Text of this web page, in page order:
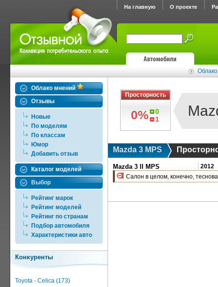
На главную О проекте
Облако мнений
Отзывы
Новые
По моделям
По классам
Юмор
Добавить отзыв
Каталог моделей
Выбор
Рейтинг марок
Рейтинг моделей
Рейтинг по странам
Подбор автомобиля
Характеристики авто
Конкуренты
Toyota - Celica (173)
Просторность
0%
0
1
Mazda 3 MPS
Mazda 3 II MPS
2012
Салон в целом, конечно,